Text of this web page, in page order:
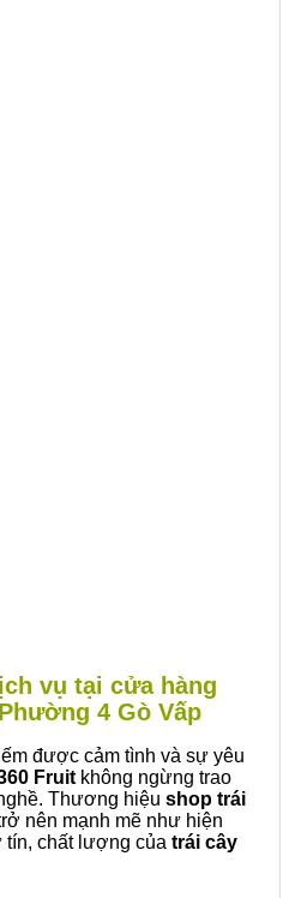
vụ tại cửa hàng
4 Gò Vấp
được cảm tình và sự yêu
Fruit không ngừng trao
Thương hiệu shop trái
nên mạnh mẽ như hiện
tín, chất lượng của trái cây